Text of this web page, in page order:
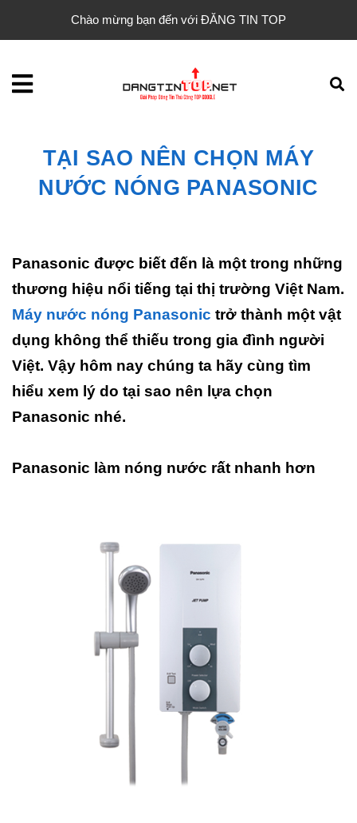
Chào mừng bạn đến với ĐĂNG TIN TOP
TẠI SAO NÊN CHỌN MÁY
NƯỚC NÓNG PANASONIC
Panasonic được biết đến là một trong những
thương hiệu nổi tiếng tại thị trường Việt Nam.
Máy nước nóng Panasonic trở thành một vật
dụng không thể thiếu trong gia đình người
Việt. Vậy hôm nay chúng ta hãy cùng tìm
hiểu xem lý do tại sao nên lựa chọn
Panasonic nhé.
Panasonic làm nóng nước rất nhanh hơn